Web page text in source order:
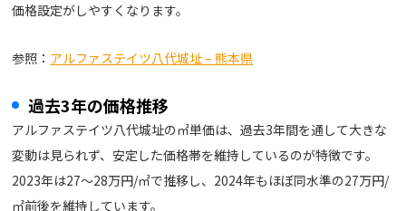
価格設定がしやすくなります。
参照： アルファステイツ八代城址 – 熊本県
過去3年の価格推移
アルファステイツ八代城址の㎡単価は、過去3年間を通して大きな
変動は見られず、安定した価格帯を維持しているのが特徴です。
2023年は27〜28万円/㎡で推移し、2024年もほぼ同水準の27万円/
㎡前後を維持しています。